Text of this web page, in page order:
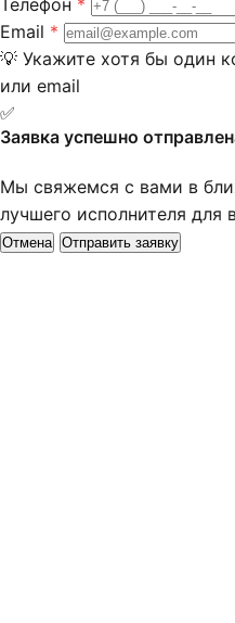
Телефон *
Email *
💡 Укажите хотя бы один
или email
✅
Заявка успешно
Мы свяжемся с вами в
лучшего исполнителя для
Отмена Отправить заявку